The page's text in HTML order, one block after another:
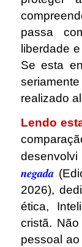
passa
liberdade
Se esta
realizado
Lendo
negada
2026),
ética,
cristã.
pessoal